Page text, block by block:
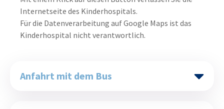
Internetseite des Kinderhospitals.
Für die Datenverarbeitung auf Google Maps ist das
Kinderhospital nicht verantwortlich.
Anfahrt mit dem Bus